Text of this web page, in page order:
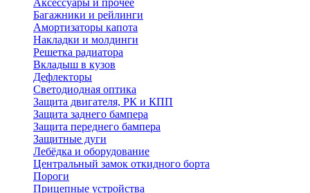
Багажники и рейлинги
Амортизаторы капота
Накладки и молдинги
Решетка радиатора
Вкладыш в кузов
Дефлекторы
Светодиодная оптика
Защита двигателя, РК и КПП
Защита заднего бампера
Защита переднего бампера
Защитные дуги
Лебёдка и оборудование
Центральный замок откидного борта
Пороги
Прицепные устройства